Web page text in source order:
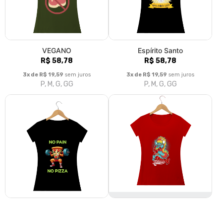
VEGANO
R$ 58,78
3x de R$ 19,59 sem juros
P, M, G, GG
Espírito Santo
R$ 58,78
3x de R$ 19,59 sem juros
P, M, G, GG